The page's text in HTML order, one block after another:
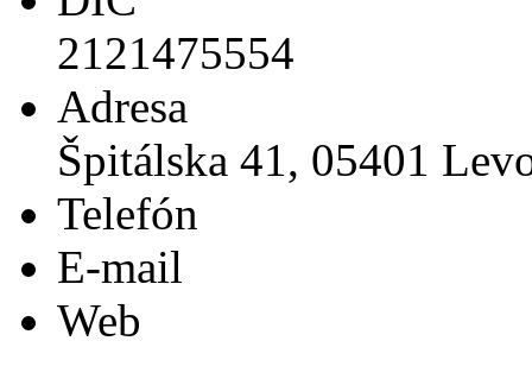
2121475554
Adresa
Špitálska 41, 05401
Telefón
E-mail
Web